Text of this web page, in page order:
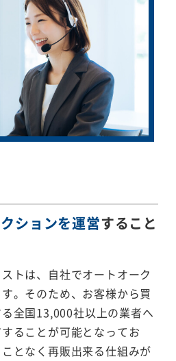
ションを運営すること
トは、自社でオートオーク
。そのため、お客様から買
全国13,000社以上の業者へ
ることが可能となってお
となく再販出来る仕組みが